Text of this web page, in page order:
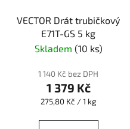
VECTOR Drát trubičkový
E71T-GS 5 kg
Skladem (10 ks)
1 140 Kč bez DPH
1 379 Kč
Měrná
275,80 Kč / 1 kg